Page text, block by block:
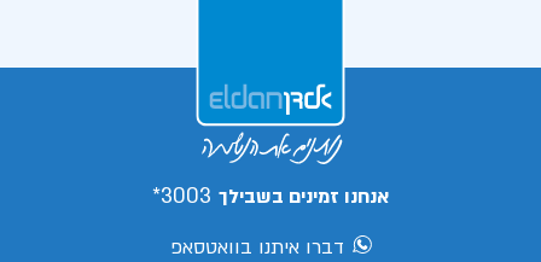
אנחנו זמינים בשבילך 3003*
דברו איתנו בוואטסאפ